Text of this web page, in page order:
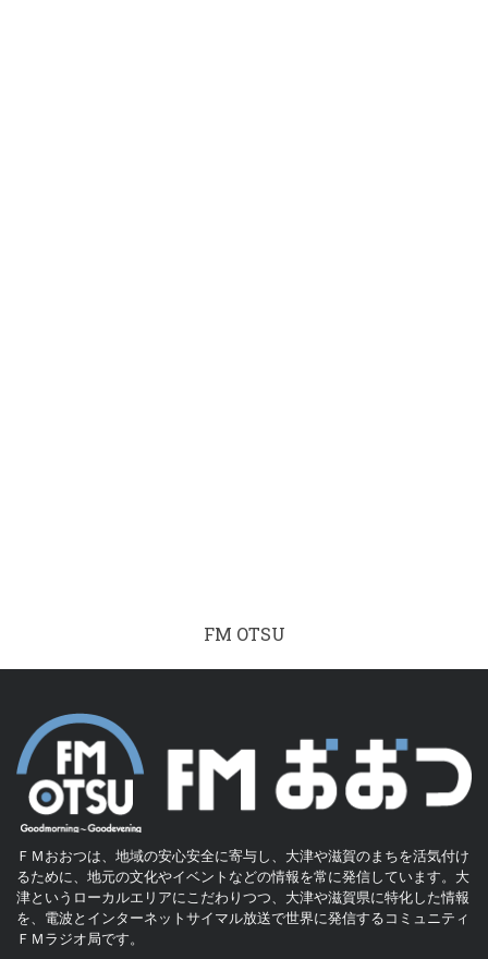
FM OTSU
ＦＭおおつは、地域の安心安全に寄与し、大津や滋賀のまちを活気付け
るために、地元の文化やイベントなどの情報を常に発信しています。大
津というローカルエリアにこだわりつつ、大津や滋賀県に特化した情報
を、電波とインターネットサイマル放送で世界に発信するコミュニティ
ＦＭラジオ局です。